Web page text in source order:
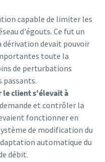
capable de limiter les
d'égouts. Ce fut un
devait pouvoir
toute la
de perturbations
passants.
le client s'élevait à
et contrôler la
fonctionner en
de modification du
automatique du
débit.